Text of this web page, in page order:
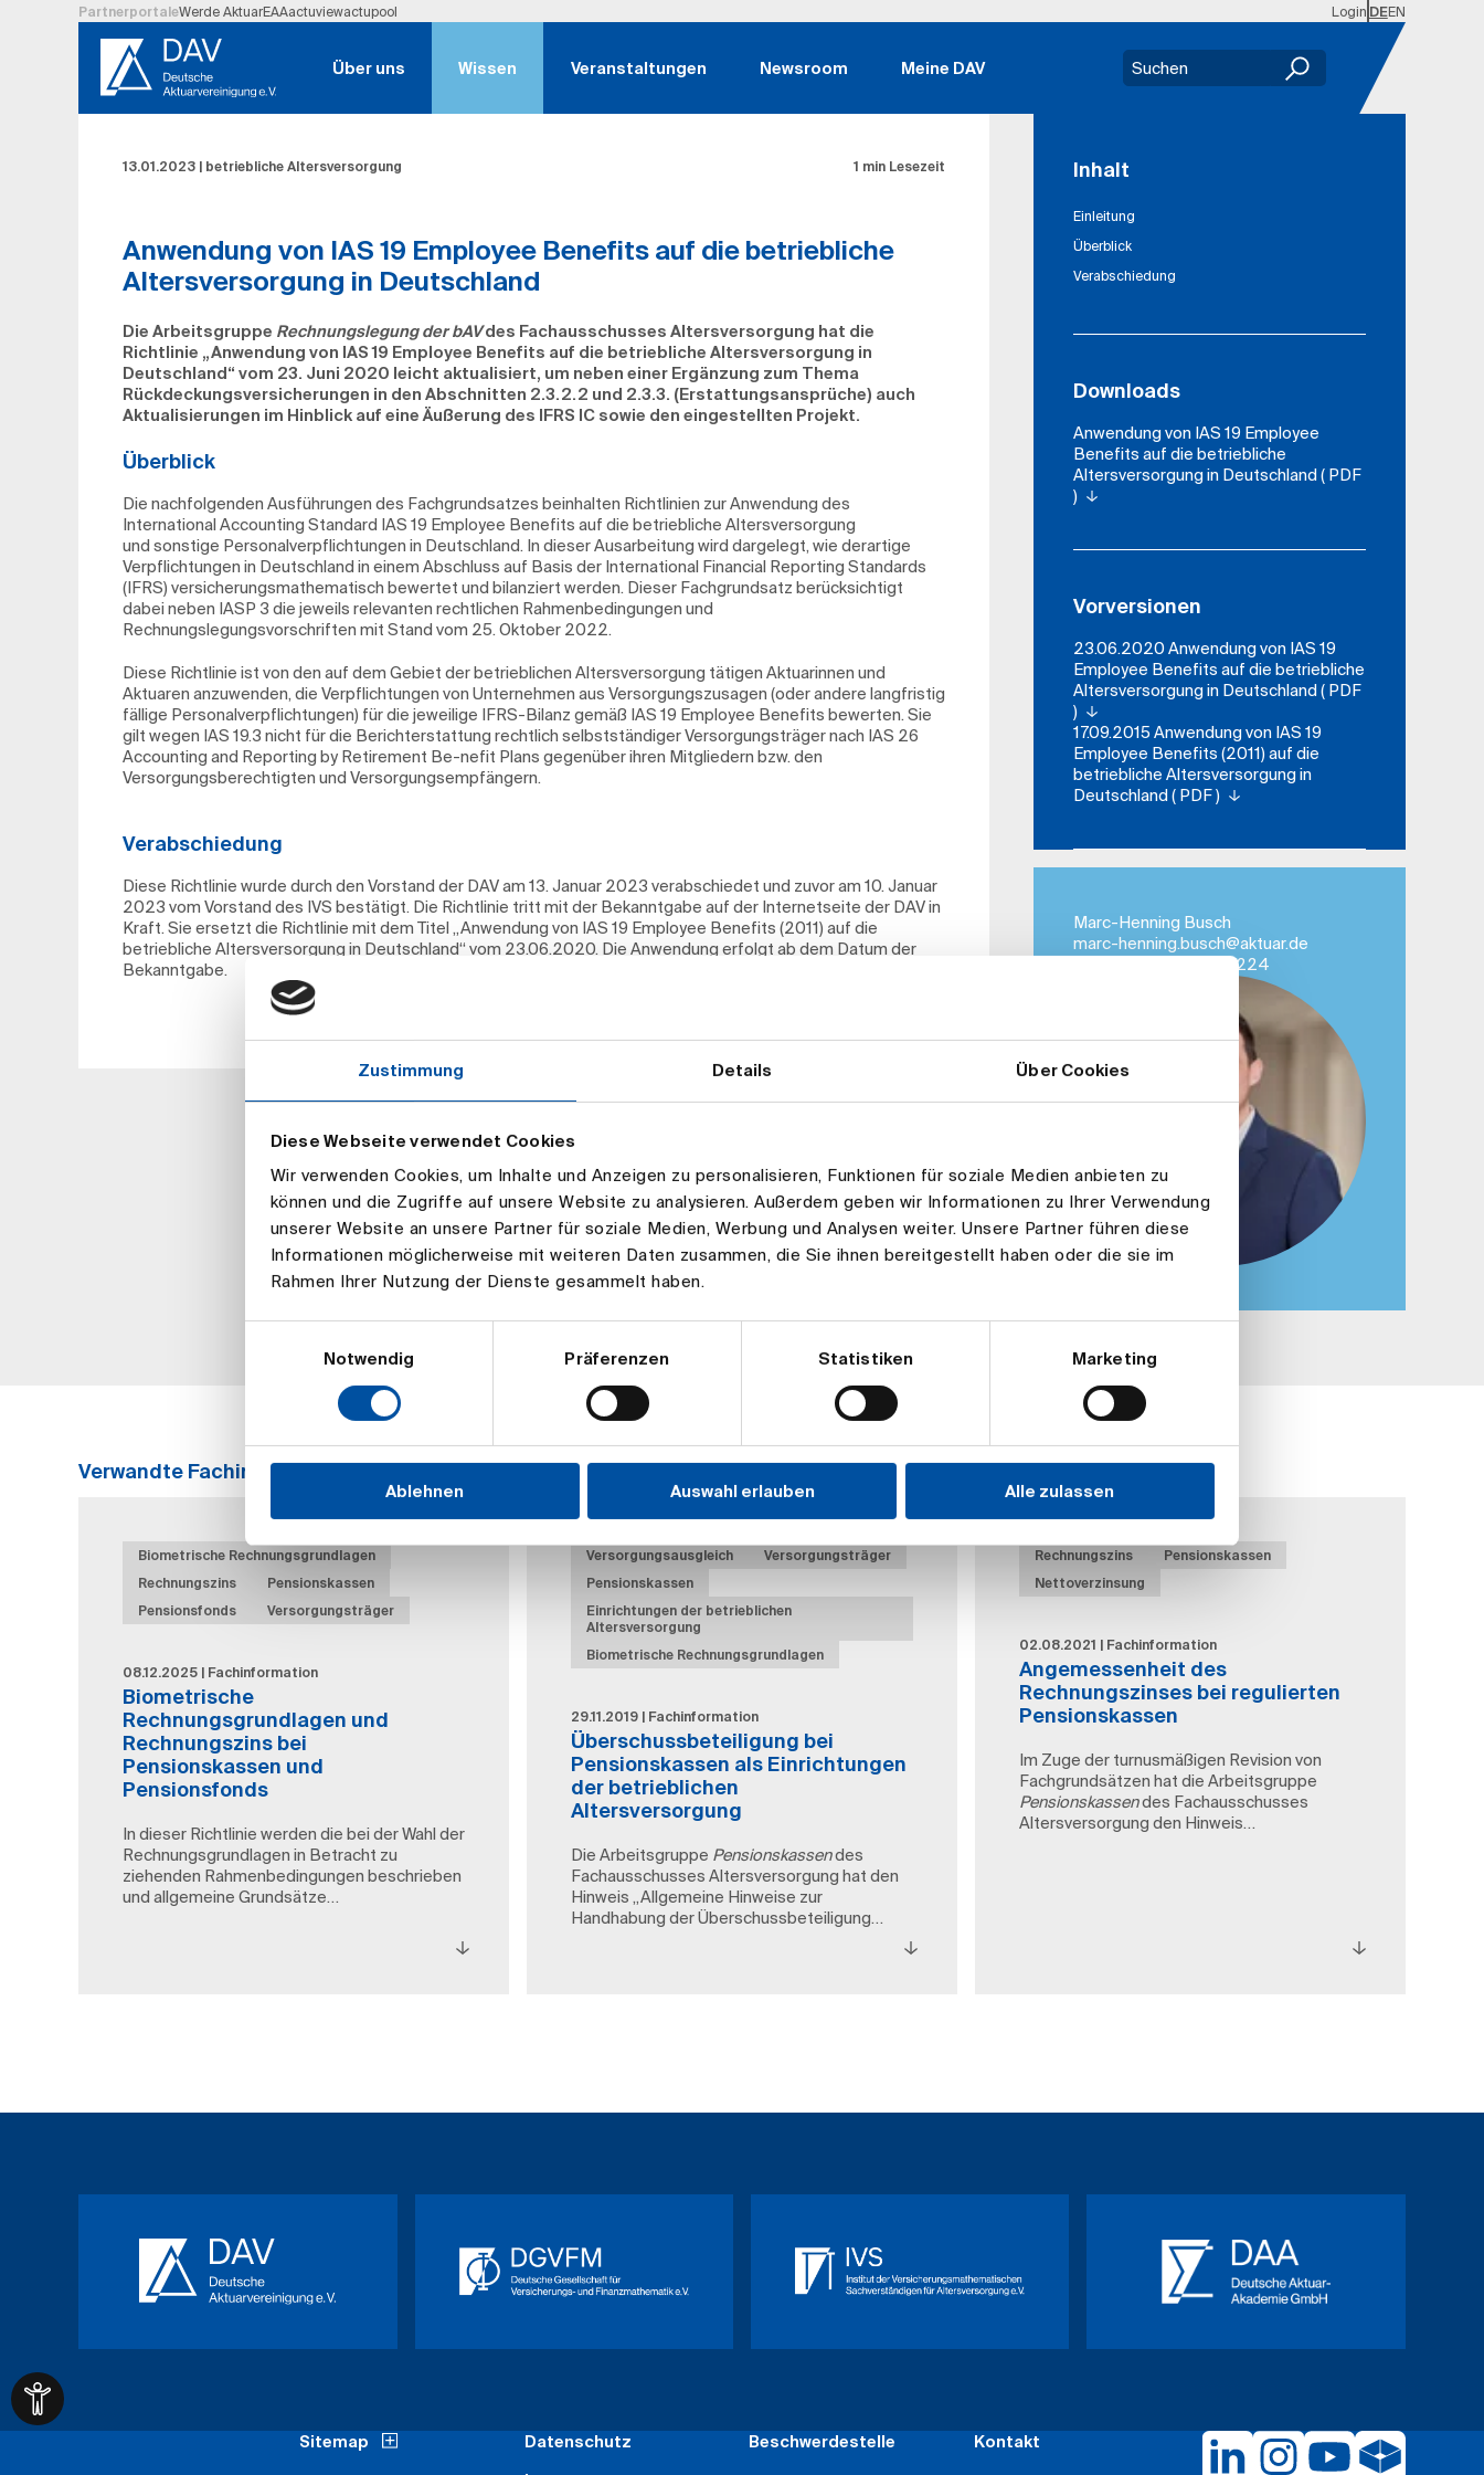
Zustimmung Details Über Cookies
Diese Webseite verwendet Cookies
Wir verwenden Cookies, um Inhalte und Anzeigen zu personalisieren, Funktionen für soziale Medien anbieten zu
können und die Zugriffe auf unsere Website zu analysieren. Außerdem geben wir Informationen zu Ihrer Verwendung
unserer Website an unsere Partner für soziale Medien, Werbung und Analysen weiter. Unsere Partner führen diese
Informationen möglicherweise mit weiteren Daten zusammen, die Sie ihnen bereitgestellt haben oder die sie im
Rahmen Ihrer Nutzung der Dienste gesammelt haben.
Notwendig
Präferenzen Statistiken Marketing
Ablehnen Auswahl erlauben Alle zulassen
Hauptregion der Seite anspringen
PartnerportaleWerde AktuarEAAactuviewactupool Login DEEN
Über uns Wissen Veranstaltungen Newsroom Meine DAV
13.01.2023 | betriebliche Altersversorgung 1 min Lesezeit
Anwendung von IAS 19 Employee Benefits auf die betriebliche
Altersversorgung in Deutschland
Die Arbeitsgruppe Rechnungslegung der bAVdes Fachausschusses Altersversorgung hat die
Richtlinie „Anwendung von IAS 19 Employee Benefits auf die betriebliche Altersversorgung in
Deutschland“ vom 23. Juni 2020 leicht aktualisiert, um neben einer Ergänzung zum Thema
Rückdeckungsversicherungen in den Abschnitten 2.3.2.2 und 2.3.3. (Erstattungsansprüche) auch
Aktualisierungen im Hinblick auf eine Äußerung des IFRS IC sowie den eingestellten Projekt.
Überblick
Die nachfolgenden Ausführungen des Fachgrundsatzes beinhalten Richtlinien zur Anwendung des
International Accounting Standard IAS 19 Employee Benefits auf die betriebliche Altersversorgung
und sonstige Personalverpflichtungen in Deutschland. In dieser Ausarbeitung wird dargelegt, wie derartige
Verpflichtungen in Deutschland in einem Abschluss auf Basis der International Financial Reporting Standards
(IFRS) versicherungsmathematisch bewertet und bilanziert werden. Dieser Fachgrundsatz berücksichtigt
dabei neben IASP 3 die jeweils relevanten rechtlichen Rahmenbedingungen und
Rechnungslegungsvorschriften mit Stand vom 25. Oktober 2022.
Diese Richtlinie ist von den auf dem Gebiet der betrieblichen Altersversorgung tätigen Aktuarinnen und
Aktuaren anzuwenden, die Verpflichtungen von Unternehmen aus Versorgungszusagen (oder andere langfristig
fällige Personalverpflichtungen) für die jeweilige IFRS-Bilanz gemäß IAS 19 Employee Benefits bewerten. Sie
gilt wegen IAS 19.3 nicht für die Berichterstattung rechtlich selbstständiger Versorgungsträger nach IAS 26
Accounting and Reporting by Retirement Be-nefit Plans gegenüber ihren Mitgliedern bzw. den
Versorgungsberechtigten und Versorgungsempfängern.
Verabschiedung
Diese Richtlinie wurde durch den Vorstand der DAV am 13. Januar 2023 verabschiedet und zuvor am 10. Januar
2023 vom Vorstand des IVS bestätigt. Die Richtlinie tritt mit der Bekanntgabe auf der Internetseite der DAV in
Kraft. Sie ersetzt die Richtlinie mit dem Titel „Anwendung von IAS 19 Employee Benefits (2011) auf die
betriebliche Altersversorgung in Deutschland“ vom 23.06.2020. Die Anwendung erfolgt ab dem Datum der
Bekanntgabe.
Inhalt
Einleitung
Überblick
Verabschiedung
Downloads
Anwendung von IAS 19 Employee
Benefits auf die betriebliche
Altersversorgung in Deutschland ( PDF
)
Vorversionen
23.06.2020 Anwendung von IAS 19
Employee Benefits auf die betriebliche
Altersversorgung in Deutschland ( PDF
)
17.09.2015 Anwendung von IAS 19
Employee Benefits (2011) auf die
betriebliche Altersversorgung in
Deutschland ( PDF )
Marc-Henning Busch
marc-henning.busch​@aktuar.de
+49 (0) 221 912 554-224
Verwandte Fachinformation
Biometrische Rechnungsgrundlagen
Rechnungszins
Pensionskassen
Pensionsfonds
Versorgungsträger
08.12.2025 | Fachinformation
Biometrische
Rechnungsgrundlagen und
Rechnungszins bei
Pensionskassen und
Pensionsfonds
In dieser Richtlinie werden die bei der Wahl der
Rechnungsgrundlagen in Betracht zu
ziehenden Rahmenbedingungen beschrieben
und allgemeine Grundsätze…
Versorgungsausgleich
Versorgungsträger
Pensionskassen
Einrichtungen der betrieblichen
Altersversorgung
Biometrische Rechnungsgrundlagen
29.11.2019 | Fachinformation
Überschussbeteiligung bei
Pensionskassen als Einrichtungen
der betrieblichen
Altersversorgung
Die Arbeitsgruppe Pensionskassendes
Fachausschusses Altersversorgung hat den
Hinweis „Allgemeine Hinweise zur
Handhabung der Überschussbeteiligung…
Rechnungszins
Pensionskassen
Nettoverzinsung
02.08.2021 | Fachinformation
Angemessenheit des
Rechnungszinses bei regulierten
Pensionskassen
Im Zuge der turnusmäßigen Revision von
Fachgrundsätzen hat die Arbeitsgruppe
Pensionskassendes Fachausschusses
Altersversorgung den Hinweis…
Sitemap Datenschutz Beschwerdestelle Kontakt